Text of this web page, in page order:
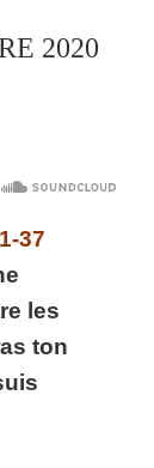
2020
37
les
ton